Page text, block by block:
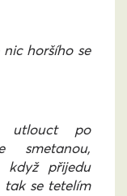
horšího se
utlouct po
smetanou,
když přijedu
se tetelím